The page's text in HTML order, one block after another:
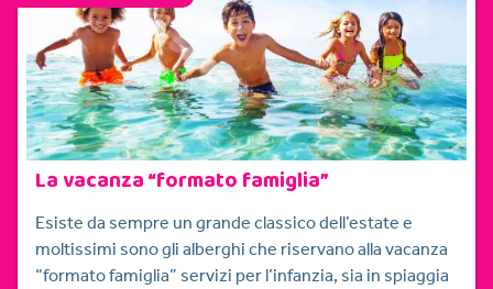
La vacanza “formato famiglia”
Esiste da sempre un grande classico dell’estate e
moltissimi sono gli alberghi che riservano alla vacanza
“formato famiglia” servizi per l’infanzia, sia in spiaggia